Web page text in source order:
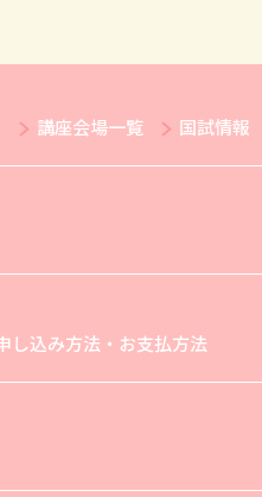
講座会場一覧 国試情報
し込み方法・お支払方法